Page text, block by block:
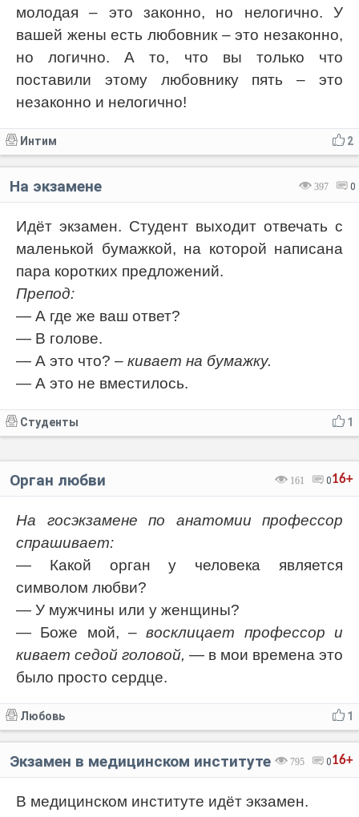
молодая – это законно, но нелогично. У
вашей жены есть любовник – это незаконно,
но логично. А то, что вы только что
поставили этому любовнику пять – это
незаконно и нелогично!
2
Интим
397 0
На экзамене
Идёт экзамен. Студент выходит отвечать с
маленькой бумажкой, на которой написана
пара коротких предложений.
Препод:
— А где же ваш ответ?
— В голове.
— А это что? – кивает на бумажку.
— А это не вместилось.
1
Студенты
16+
161 0
Орган любви
На госэкзамене по анатомии профессор
спрашивает:
— Какой орган у человека является
символом любви?
— У мужчины или у женщины?
— Боже мой, – восклицает профессор и
кивает седой головой, — в мои времена это
было просто сердце.
1
Любовь
16+
795 0
Экзамен в медицинском институте
В медицинском институте идёт экзамен.